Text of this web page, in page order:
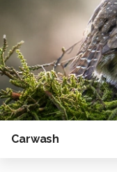
Carwash